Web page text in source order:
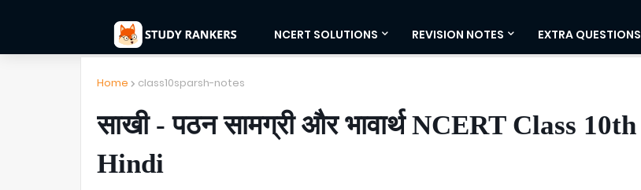
NCERT SOLUTIONS REVISION NOTES EXTRA QUESTIONS
Home class10sparsh-notes
साखी - पठन सामग्री और भावार्थ NCERT Class 10th
Hindi